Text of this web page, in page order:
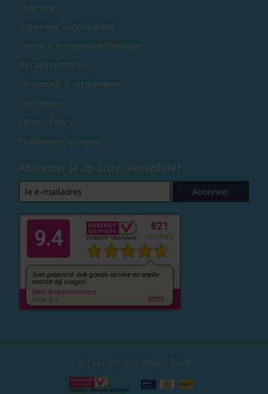
Over ons
Algemene voorwaarden
Contact- en reparatieformulier
Betaalmethoden
Verzenden & retourneren
Disclaimer
Privacy Policy
Problemen oplossen
Abonneer je op onze nieuwsbrief
Abonneer
© Copyright 2026 Dolphin Robot